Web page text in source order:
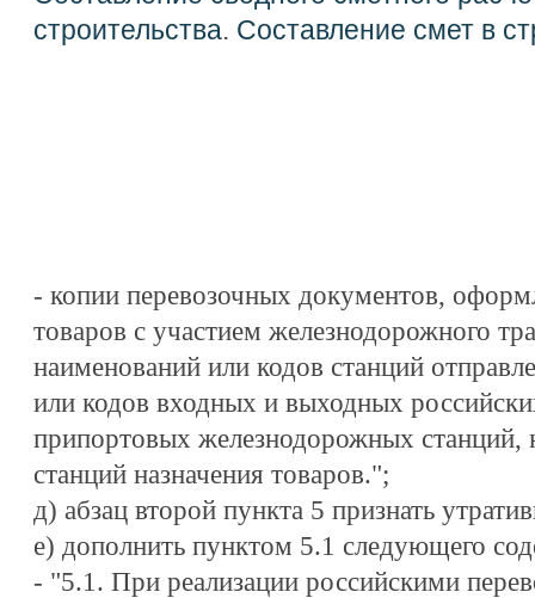
строительства. Составление смет в
- копии перевозочных документов,
товаров с участием железнодорожного
наименований или кодов станций
или кодов входных и выходных
припортовых железнодорожных станций,
станций назначения товаров.";
д) абзац второй пункта 5 признать
е) дополнить пунктом 5.1 следующего
- "5.1. При реализации российскими